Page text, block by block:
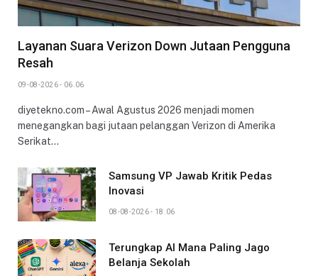
Layanan Suara Verizon Down Jutaan Pengguna
Resah
09-08-2026 - 06.06
diyetekno.com – Awal Agustus 2026 menjadi momen
menegangkan bagi jutaan pelanggan Verizon di Amerika
Serikat…
Samsung VP Jawab Kritik Pedas
Inovasi
08-08-2026 - 18.06
Terungkap AI Mana Paling Jago
Belanja Sekolah